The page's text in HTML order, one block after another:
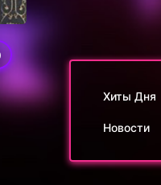
Хиты Дня
Новости